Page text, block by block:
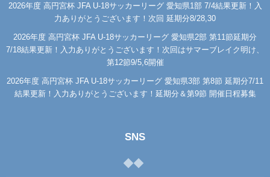
2026年度 高円宮杯 JFA U-18サッカーリーグ 愛知県1部 7/4結果更新！入
力ありがとうございます！次回 延期分8/28,30
2026年度 高円宮杯 JFA U-18サッカーリーグ 愛知県2部 第11節延期分
7/18結果更新！入力ありがとうございます！次回はサマーブレイク明け、
第12節9/5,6開催
2026年度 高円宮杯 JFA U-18サッカーリーグ 愛知県3部 第8節 延期分7/11
結果更新！入力ありがとうございます！延期分＆第9節 開催日程募集
SNS